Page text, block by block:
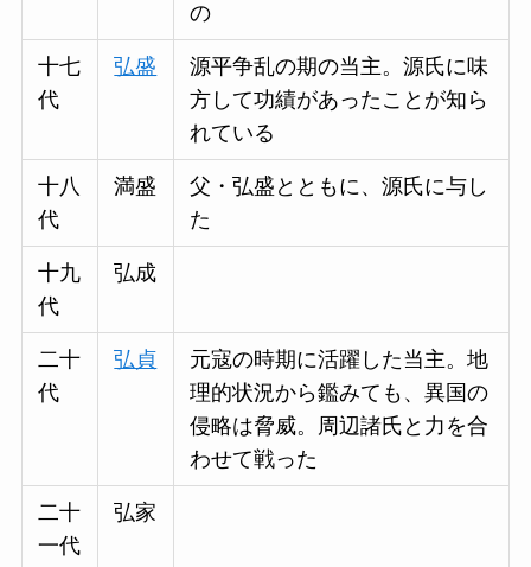
の
十七
代
弘盛
源平争乱の期の当主。源氏に味
方して功績があったことが知ら
れている
十八
代
満盛
父・弘盛とともに、源氏に与し
た
十九
代
弘成
二十
代
弘貞
元寇の時期に活躍した当主。地
理的状況から鑑みても、異国の
侵略は脅威。周辺諸氏と力を合
わせて戦った
二十
一代
弘家